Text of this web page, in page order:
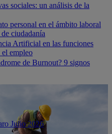
sociales: un análisis de la
personal en el ámbito laboral
ciudadanía
Artificial en las funciones
empleo
de Burnout? 9 signos
Julio 2026